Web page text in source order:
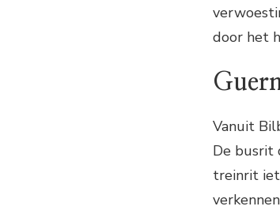
door het
Vanuit
De busrit
treinrit